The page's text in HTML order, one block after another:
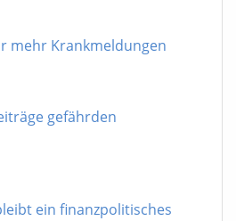
mehr Krankmeldungen
gefährden
ein finanzpolitisches